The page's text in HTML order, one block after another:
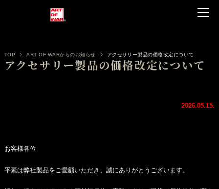
TOP ART OF WARからのお知らせ アクセサリー製品の価格改定について
アクセサリー製品の価格改定について
2026.05.15.
お客様各位
平素は弊社製品をご愛顧いただき、誠にありがとうございます。